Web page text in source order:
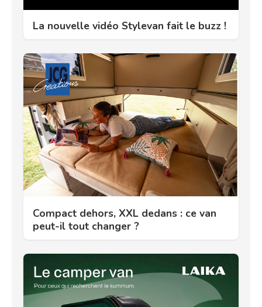
La nouvelle vidéo Stylevan fait le buzz !
Compact dehors, XXL dedans : ce van
peut-il tout changer ?